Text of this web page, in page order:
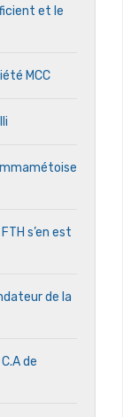
et le
MCC
s’en est
de la
de